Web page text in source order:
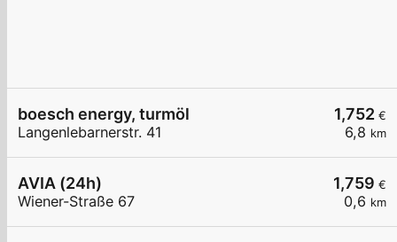
1,752 €
6,8 km
boesch energy, turmöl
Langenlebarnerstr. 41
1,759 €
0,6 km
AVIA (24h)
Wiener-Straße 67